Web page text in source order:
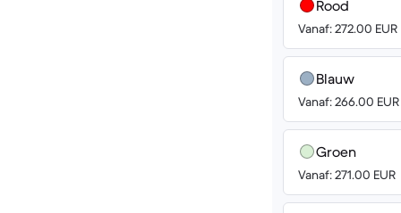
Rood
Vanaf: 272.00 EUR
Blauw
Vanaf: 266.00 EUR
Groen
Vanaf: 271.00 EUR